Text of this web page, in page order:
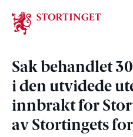
Stortinget.no
Sak behandlet
i den utvidede
innbrakt for
av Stortingets